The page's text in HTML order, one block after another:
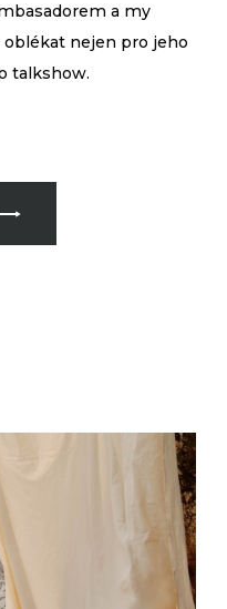
a my
nejen pro jeho
talkshow.